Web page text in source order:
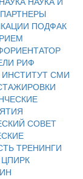
ПАРТНЕРЫ
ПОДФАК
РИФ
СМИ
СОВЕТ
ТРЕНИНГИ
ЦПИРК